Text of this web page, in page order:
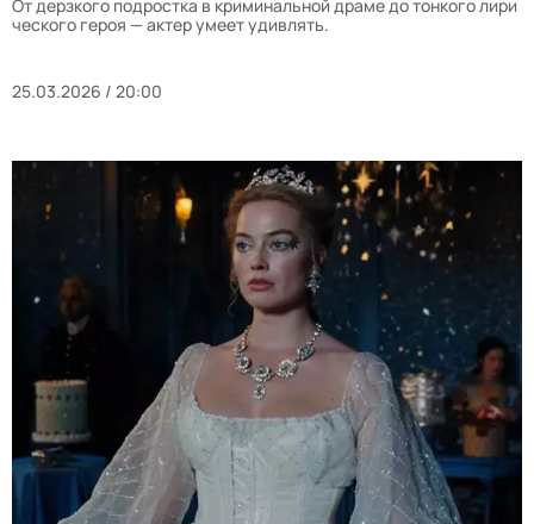
От дерзкого подростка в криминальной драме до тонкого лири
ческого героя — актер умеет удивлять.
25.03.2026 / 20:00